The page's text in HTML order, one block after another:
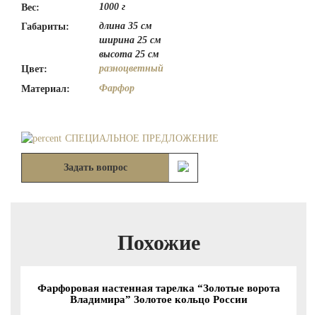
Вес:
1000 г
Габариты:
длина 35 см
ширина 25 см
высота 25 см
Цвет:
разноцветный
Материал:
Фарфор
СПЕЦИАЛЬНОЕ ПРЕДЛОЖЕНИЕ
Задать вопрос
Похожие
Фарфоровая настенная тарелка “Золотые ворота
Владимира” Золотое кольцо России